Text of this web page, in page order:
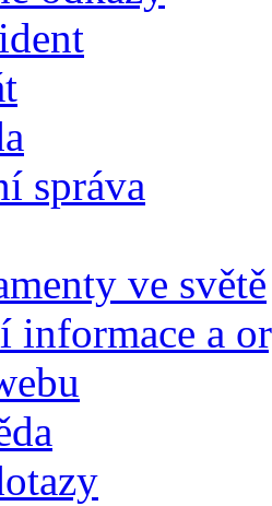
správa
ve světě
informace a